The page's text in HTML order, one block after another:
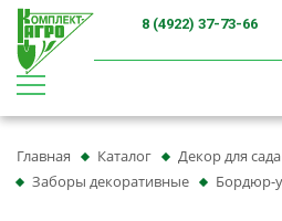
8 (4922) 37-73-66
Главная Каталог
Декор для
Заборы декоративные
Бордюр-